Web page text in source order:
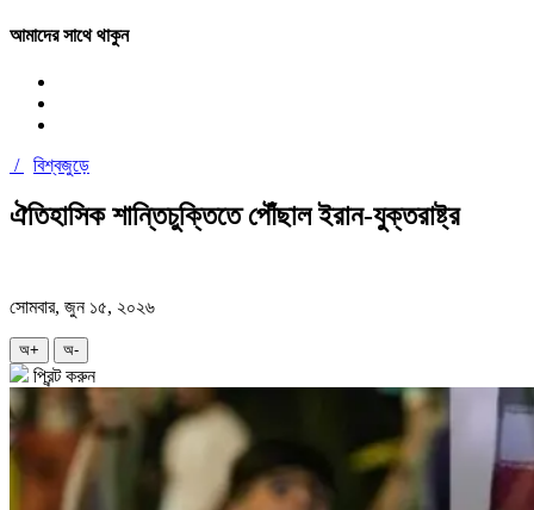
আমাদের সাথে থাকুন
/ বিশ্বজুড়ে
ঐতিহাসিক শান্তিচুক্তিতে পৌঁছাল ইরান-যুক্তরাষ্ট্র
সোমবার, জুন ১৫, ২০২৬
অ+ অ-
প্রিন্ট করুন